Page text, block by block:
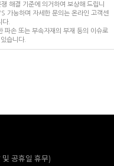
해결 기준에 의거하여 보상해 드립니
가능하며 자세한 문의는 온라인 고객센
다.
파손 또는 부속자재의 부재 등의 이슈로
습니다.
공휴일 휴무)